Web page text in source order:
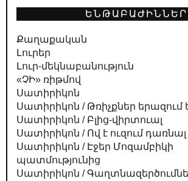
ԵՆԹԱԲԱԺԻՆՆԵՐ
Քաղաքական
Լուրեր
Լուր-մեկնաբանություն
«ՉԻ» ռիթմով
Սատիրիկոն
Սատիրիկոն / Թռիչքներ երազում
Սատիրիկոն / Բլից-վիրտուալ
Սատիրիկոն / Ով է ուզում
Սատիրիկոն / Էջեր Մոզամբիկի
պատմությունից
Սատիրիկոն /